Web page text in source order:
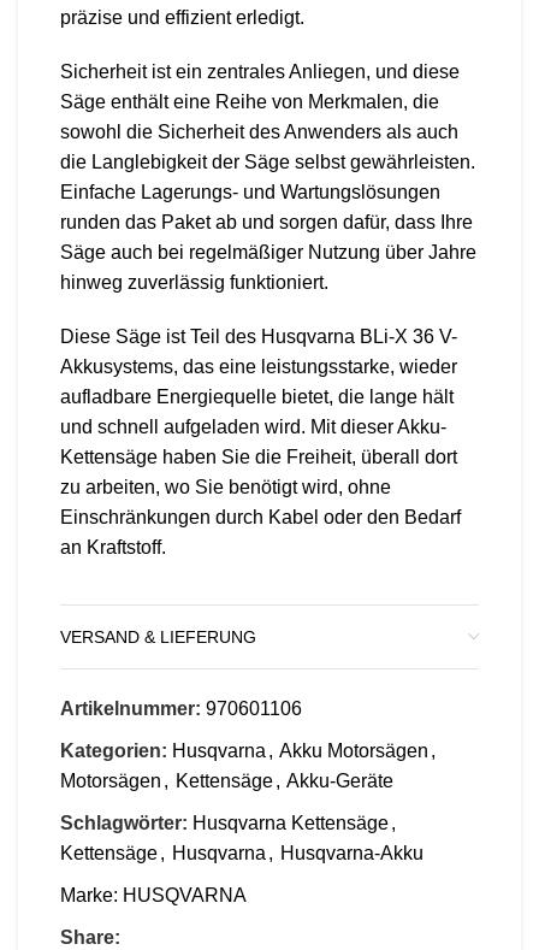
präzise und effizient erledigt.
Sicherheit ist ein zentrales Anliegen, und diese
Säge enthält eine Reihe von Merkmalen, die
sowohl die Sicherheit des Anwenders als auch
die Langlebigkeit der Säge selbst gewährleisten.
Einfache Lagerungs- und Wartungslösungen
runden das Paket ab und sorgen dafür, dass Ihre
Säge auch bei regelmäßiger Nutzung über Jahre
hinweg zuverlässig funktioniert.
Diese Säge ist Teil des Husqvarna BLi-X 36 V-
Akkusystems, das eine leistungsstarke, wieder
aufladbare Energiequelle bietet, die lange hält
und schnell aufgeladen wird. Mit dieser Akku-
Kettensäge haben Sie die Freiheit, überall dort
zu arbeiten, wo Sie benötigt wird, ohne
Einschränkungen durch Kabel oder den Bedarf
an Kraftstoff.
VERSAND & LIEFERUNG
Artikelnummer: 970601106
Kategorien: Husqvarna , Akku Motorsägen ,
Motorsägen , Kettensäge, Akku-Geräte
Schlagwörter: Husqvarna Kettensäge,
Kettensäge, Husqvarna , Husqvarna-Akku
Marke: HUSQVARNA
Share: